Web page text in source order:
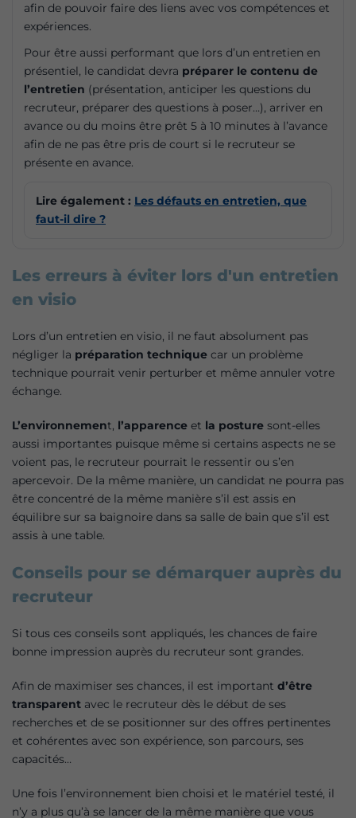
afin de pouvoir faire des liens avec vos compétences et
expériences.
Pour être aussi performant que lors d’un entretien en
présentiel, le candidat devra préparer le contenu de
l’entretien (présentation, anticiper les questions du
recruteur, préparer des questions à poser…), arriver en
avance ou du moins être prêt 5 à 10 minutes à l’avance
afin de ne pas être pris de court si le recruteur se
présente en avance.
Lire également : Les défauts en entretien, que
faut-il dire ?
Les erreurs à éviter lors d'un entretien
en visio
Lors d’un entretien en visio, il ne faut absolument pas
négliger la préparation technique car un problème
technique pourrait venir perturber et même annuler votre
échange.
L’environnement, l’apparence et la posture sont-elles
aussi importantes puisque même si certains aspects ne se
voient pas, le recruteur pourrait le ressentir ou s’en
apercevoir. De la même manière, un candidat ne pourra pas
être concentré de la même manière s’il est assis en
équilibre sur sa baignoire dans sa salle de bain que s’il est
assis à une table.
Conseils pour se démarquer auprès du
recruteur
Si tous ces conseils sont appliqués, les chances de faire
bonne impression auprès du recruteur sont grandes.
Afin de maximiser ses chances, il est important d’être
transparent avec le recruteur dès le début de ses
recherches et de se positionner sur des offres pertinentes
et cohérentes avec son expérience, son parcours, ses
capacités…
Une fois l’environnement bien choisi et le matériel testé, il
n’y a plus qu’à se lancer de la même manière que vous